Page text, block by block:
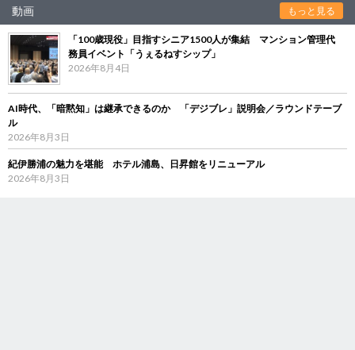
動画 もっと見る
「100歳現役」目指すシニア1500人が集結 マンション管理代
務員イベント「うぇるねすシップ」
2026年8月4日
AI時代、「暗黙知」は継承できるのか 「デジブレ」説明会／ラウンドテーブ
ル
2026年8月3日
紀伊勝浦の魅力を堪能 ホテル浦島、日昇館をリニューアル
2026年8月3日